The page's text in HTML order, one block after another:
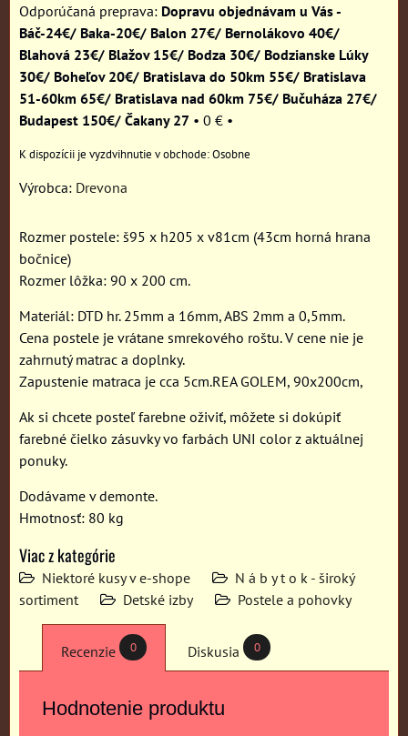
Dopravu objednávam u Vás -
Báč-24€/ Baka-20€/ Balon 27€/ Bernolákovo 40€/
Blahová 23€/ Blažov 15€/ Bodza 30€/ Bodzianske Lúky
30€/ Boheľov 20€/ Bratislava do 50km 55€/ Bratislava
51-60km 65€/ Bratislava nad 60km 75€/ Bučuháza 27€/
Budapest 150€/ Čakany 27 • 0 € •
Osobne
Výrobca: Drevona
Rozmer postele: š95 x h205 x v81cm (43cm horná hrana
bočnice)
Rozmer lôžka: 90 x 200 cm.
Materiál: DTD hr. 25mm a 16mm, ABS 2mm a 0,5mm.
Cena postele je vrátane smrekového roštu. V cene nie je
zahrnutý matrac a doplnky.
Zapustenie matraca je cca 5cm.REA GOLEM, 90x200cm,
Ak si chcete posteľ farebne oživiť, môžete si dokúpiť
farebné čielko zásuvky vo farbách UNI color z aktuálnej
ponuky.
Dodávame v demonte.
Hmotnosť: 80 kg
Viac z kategórie
Niektoré kusy v e-shope
N á b y t o k - široký
sortiment
Detské izby Postele a pohovky
Recenzie 0 Diskusia 0
Hodnotenie produktu